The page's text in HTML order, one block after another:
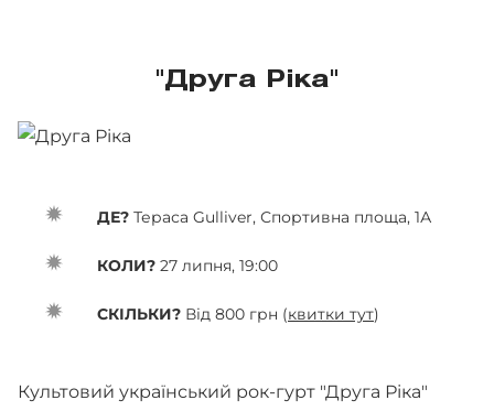
"Друга Ріка"
ДЕ? Тераса Gulliver, Спортивна площа, 1А
КОЛИ? 27 липня, 19:00
СКІЛЬКИ? Від 800 грн (квитки тут)
Культовий український рок-гурт "Друга Ріка"